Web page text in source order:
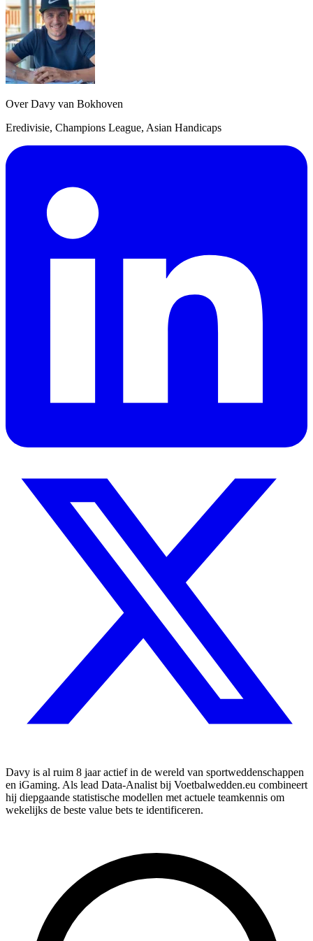
Over Davy van Bokhoven
Eredivisie, Champions League, Asian Handicaps
Davy is al ruim 8 jaar actief in de wereld van sportweddenschappen
en iGaming. Als lead Data-Analist bij Voetbalwedden.eu combineert
hij diepgaande statistische modellen met actuele teamkennis om
wekelijks de beste value bets te identificeren.